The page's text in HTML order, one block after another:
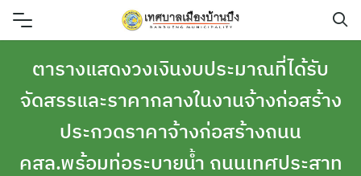
Skip
ตารางแสดงวงเงินงบประมาณที่ได้รับ
จัดสรรและราคากลางในงานจ้างก่อสร้าง
ประกวดราคาจ้างก่อสร้างถนน
คสล.พร้อมท่อระบายน้ำ ถนนเทศประสาท